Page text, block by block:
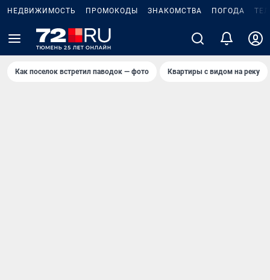
НЕДВИЖИМОСТЬ ПРОМОКОДЫ ЗНАКОМСТВА ПОГОДА
Как поселок встретил паводок — фото Квартиры с видом на реку